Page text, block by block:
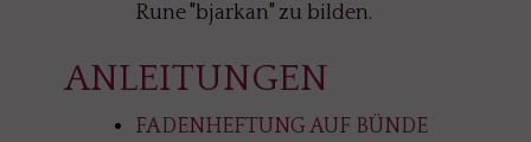
Rune "bjarkan" zu bilden.
ANLEITUNGEN
FADENHEFTUNG AUF BÜNDE